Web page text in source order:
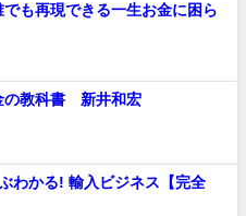
も再現できる一生お金に困ら
の教科書 新井和宏
わかる! 輸入ビジネス【完全